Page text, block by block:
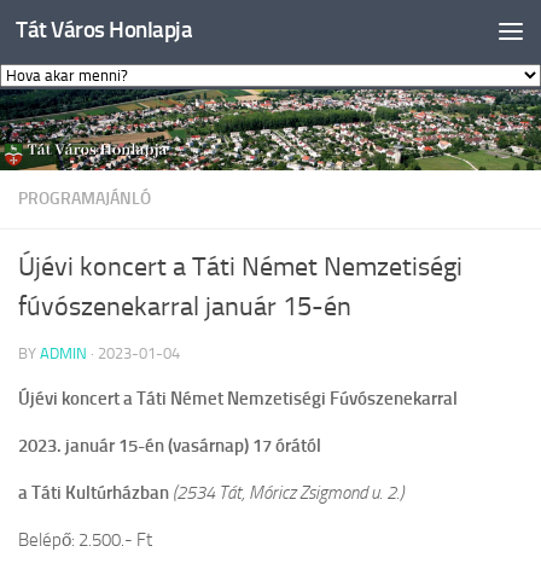
Skip to content
Tát Város Honlapja
PROGRAMAJÁNLÓ
Újévi koncert a Táti Német Nemzetiségi
fúvószenekarral január 15-én
BY ADMIN · 2023-01-04
Újévi koncert a Táti Német Nemzetiségi Fúvószenekarral
2023. január 15-én (vasárnap) 17 órától
a Táti Kultúrházban (2534 Tát, Móricz Zsigmond u. 2.)
Belépő: 2.500.- Ft